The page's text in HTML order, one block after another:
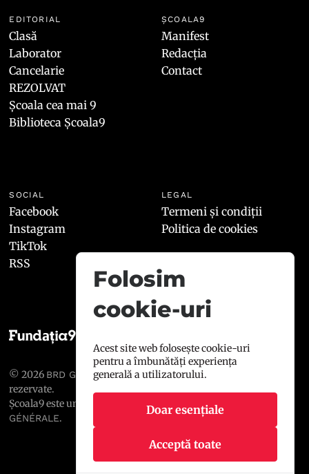
EDITORIAL
Clasă
Laborator
Cancelarie
REZOLVAT
Școala cea mai 9
Biblioteca Școala9
ȘCOALA9
Manifest
Redacția
Contact
SOCIAL
Facebook
Instagram
TikTok
RSS
LEGAL
Termeni și condiții
Politica de cookies
© 2026 BRD GROUPE SOCIÉTÉ GÉNÉRALE
rezervate.
Școala9 este un proiect susținut de
BRD GROUPE SOCIÉTÉ
GÉNÉRALE.
Folosim
cookie-uri
Acest site web folosește cookie-uri
pentru a îmbunătăți experiența
generală a utilizatorului.
Doar esențiale
Acceptă toate